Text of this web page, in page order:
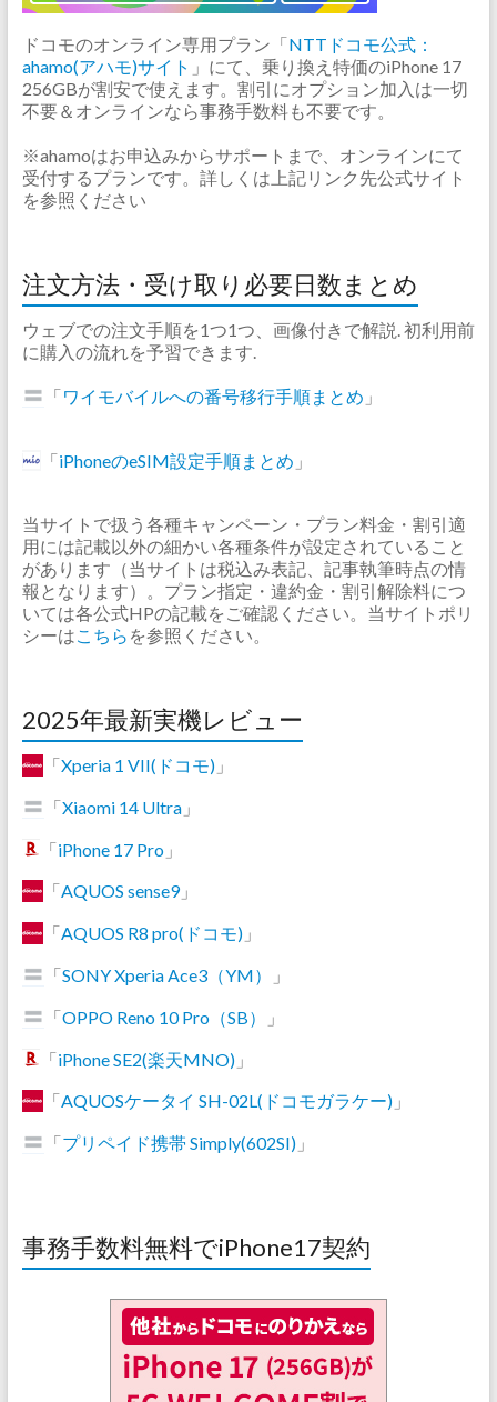
ドコモのオンライン専用プラン「NTTドコモ公式：
ahamo(アハモ)サイト 」にて、乗り換え特価のiPhone 17
256GBが割安で使えます。割引にオプション加入は一切
不要＆オンラインなら事務手数料も不要です。
※ahamoはお申込みからサポートまで、オンラインにて
受付するプランです。詳しくは上記リンク先公式サイト
を参照ください
注文方法・受け取り必要日数まとめ
ウェブでの注文手順を1つ1つ、画像付きで解説. 初利用前
に購入の流れを予習できます.
「ワイモバイルへの番号移行手順まとめ 」
「iPhoneのeSIM設定手順まとめ 」
当サイトで扱う各種キャンペーン・プラン料金・割引適
用には記載以外の細かい各種条件が設定されていること
があります（当サイトは税込み表記、記事執筆時点の情
報となります）。プラン指定・違約金・割引解除料につ
いては各公式HPの記載をご確認ください。当サイトポリ
シーはこちら を参照ください。
2025年最新実機レビュー
「Xperia 1 VII(ドコモ)」
「Xiaomi 14 Ultra」
「iPhone 17 Pro」
「AQUOS sense9」
「AQUOS R8 pro(ドコモ)」
「SONY Xperia Ace3（YM）
」
「OPPO Reno 10 Pro（SB）
」
「iPhone SE2(楽天MNO)」
「AQUOSケータイ SH-02L(ドコモガラケー)」
「プリペイド携帯 Simply(602SI)」
事務手数料無料でiPhone17契約